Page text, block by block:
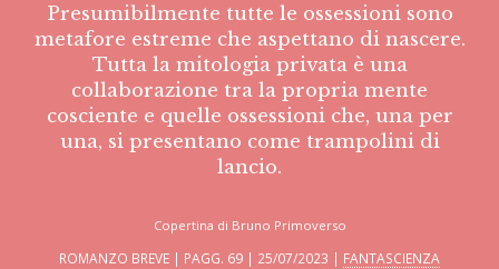
Presumibilmente tutte le ossessioni sono
metafore estreme che aspettano di nascere.
Tutta la mitologia privata è una
collaborazione tra la propria mente
cosciente e quelle ossessioni che, una per
una, si presentano come trampolini di
lancio.
Copertina di Bruno Primoverso
ROMANZO BREVE | PAGG. 69 | 25/07/2023 | FANTASCIENZA